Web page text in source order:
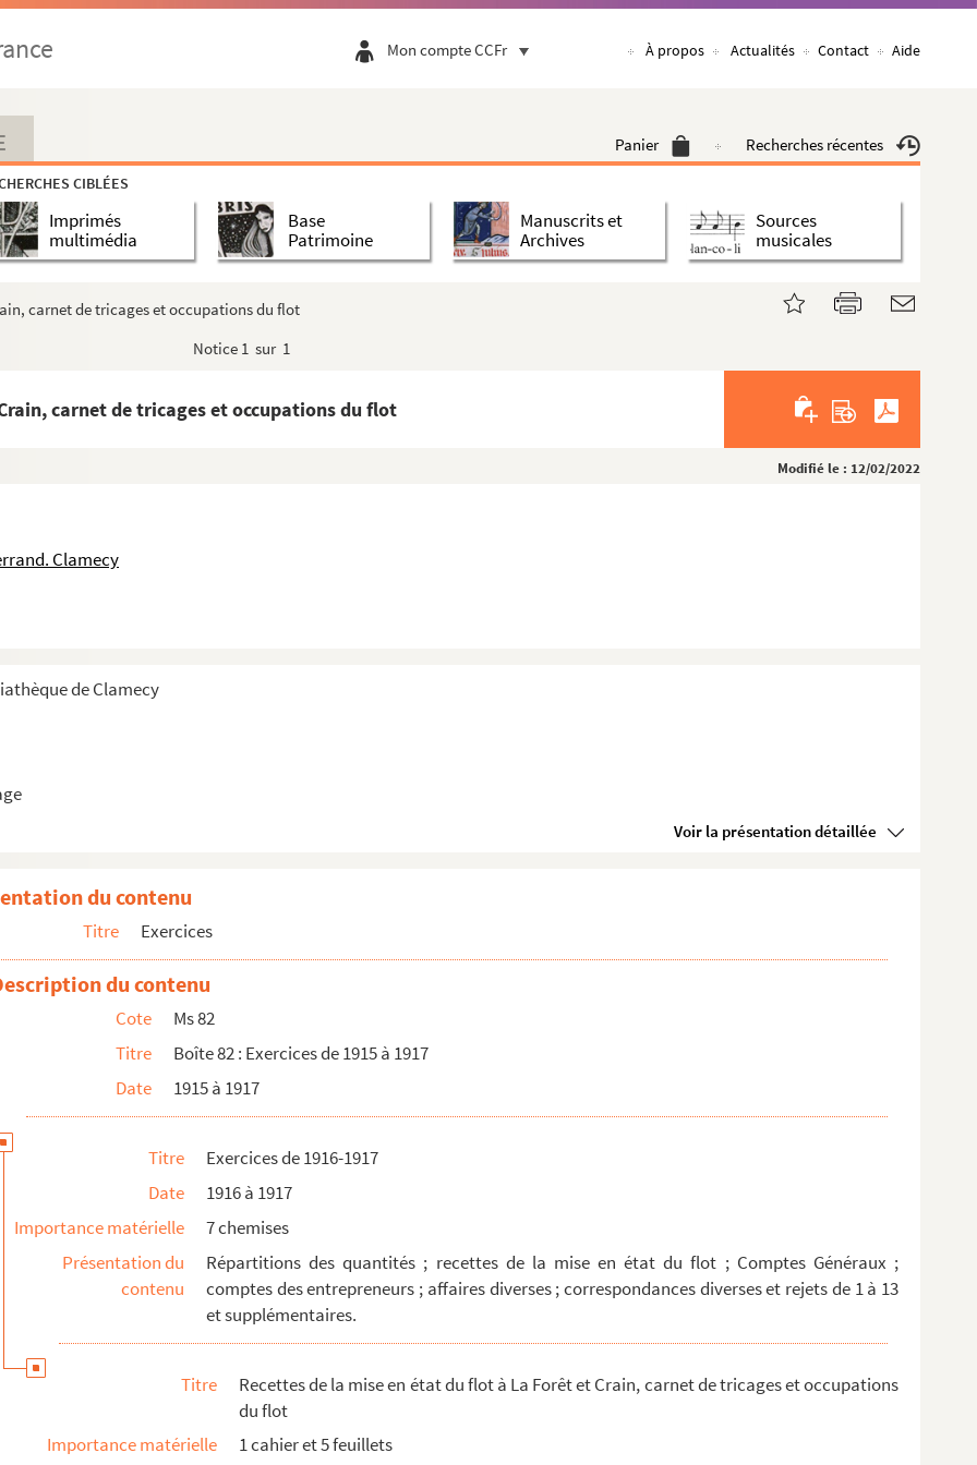
Mon compte CCFr À propos Actualités Contact Aide
Panier Recherches récentes
CIBLÉES
Imprimés
multimédia
Base
Patrimoine
Manuscrits et
Archives
Sources
musicales
carnet de tricages et occupations du flot
Notice 1 sur 1
carnet de tricages et occupations du flot
Modifié le : 12/02/2022
Clamecy
de Clamecy
Voir la présentation détaillée
carnet de tricages et occupations du flot
du contenu
Titre Exercices
du contenu
Cote
Ms 82
Titre
Boîte 82 : Exercices de 1915 à 1917
Date
1915 à 1917
Titre
Exercices de 1916-1917
Date
1916 à 1917
Importance matérielle
7 chemises
Présentation du
contenu
Répartitions des quantités ; recettes de la mise en état du flot ; Comptes Généraux ;
comptes des entrepreneurs ; affaires diverses ; correspondances diverses et rejets de 1 à 13
et supplémentaires.
Titre
Recettes de la mise en état du flot à La Forêt et Crain, carnet de tricages et occupations
du flot
Importance matérielle
1 cahier et 5 feuillets